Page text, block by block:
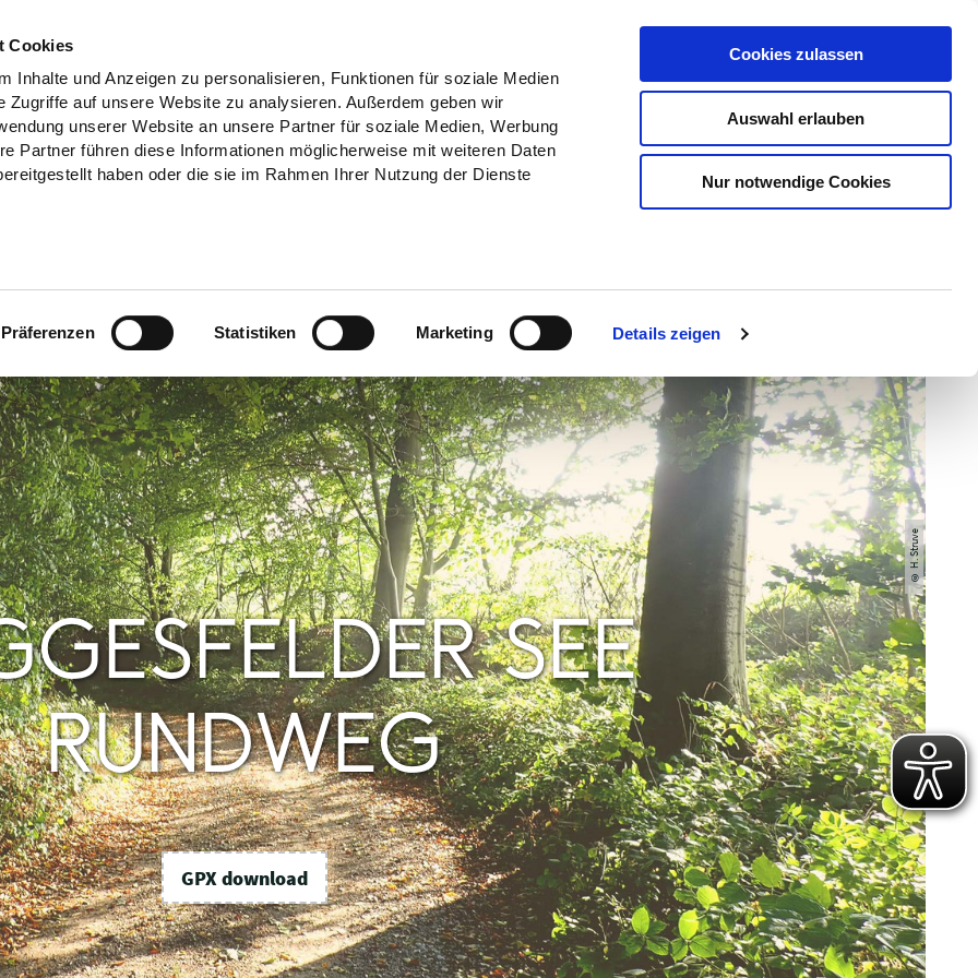
Cookies
Inhalte und Anzeigen zu personalisieren, Funktionen für soziale Medien
Zugriffe auf unsere Website zu analysieren. Außerdem geben wir
unserer Website an unsere Partner für soziale Medien, Werbung
Partner führen diese Informationen möglicherweise mit weiteren Daten
haben oder die sie im Rahmen Ihrer Nutzung der Dienste
Präferenzen Statistiken Marketing Details zeigen
Cookies zulassen
Auswahl erlauben
Nur notwendige Cookies
Erlebnisse Buchen
© H. Struve
SEE
RUNDWEG
GPX download